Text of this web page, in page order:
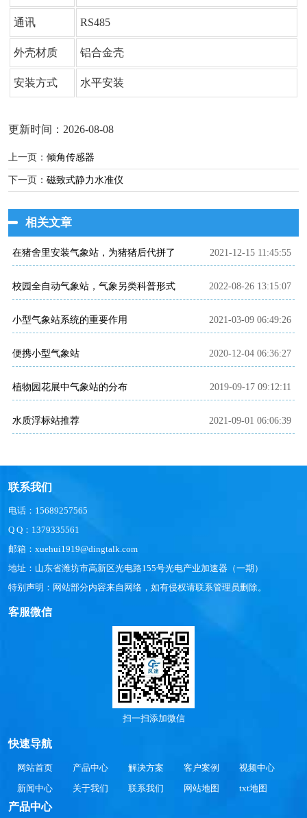
通讯 RS485
外壳材质 铝合金壳
安装方式 水平安装
更新时间：2026-08-08
上一页： 倾角传感器
下一页： 磁致式静力水准仪
相关文章
在猪舍里安装气象站，为猪猪后代拼了 2021-12-15 11:45:55
校园全自动气象站，气象另类科普形式 2022-08-26 13:15:07
小型气象站系统的重要作用 2021-03-09 06:49:26
便携小型气象站 2020-12-04 06:36:27
植物园花展中气象站的分布 2019-09-17 09:12:11
水质浮标站推荐 2021-09-01 06:06:39
联系我们
电话：15689257565
Q Q：1379335561
邮箱：xuehui1919@dingtalk.com
地址：山东省潍坊市高新区光电路155号光电产业加速器（一期）
特别声明：网站部分内容来自网络，如有侵权请联系管理员删除。
客服微信
扫一扫添加微信
快速导航
网站首页 产品中心 解决方案 客户案例
视频中心
新闻中心
关于我们 联系我们 网站地图 txt地图
产品中心